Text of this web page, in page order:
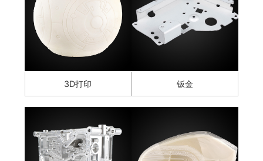
3D打印 钣金